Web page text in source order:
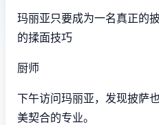
玛丽亚只要成为一名真正的
的揉面技巧
厨师
下午访问玛丽亚，发现披萨
美契合的专业。